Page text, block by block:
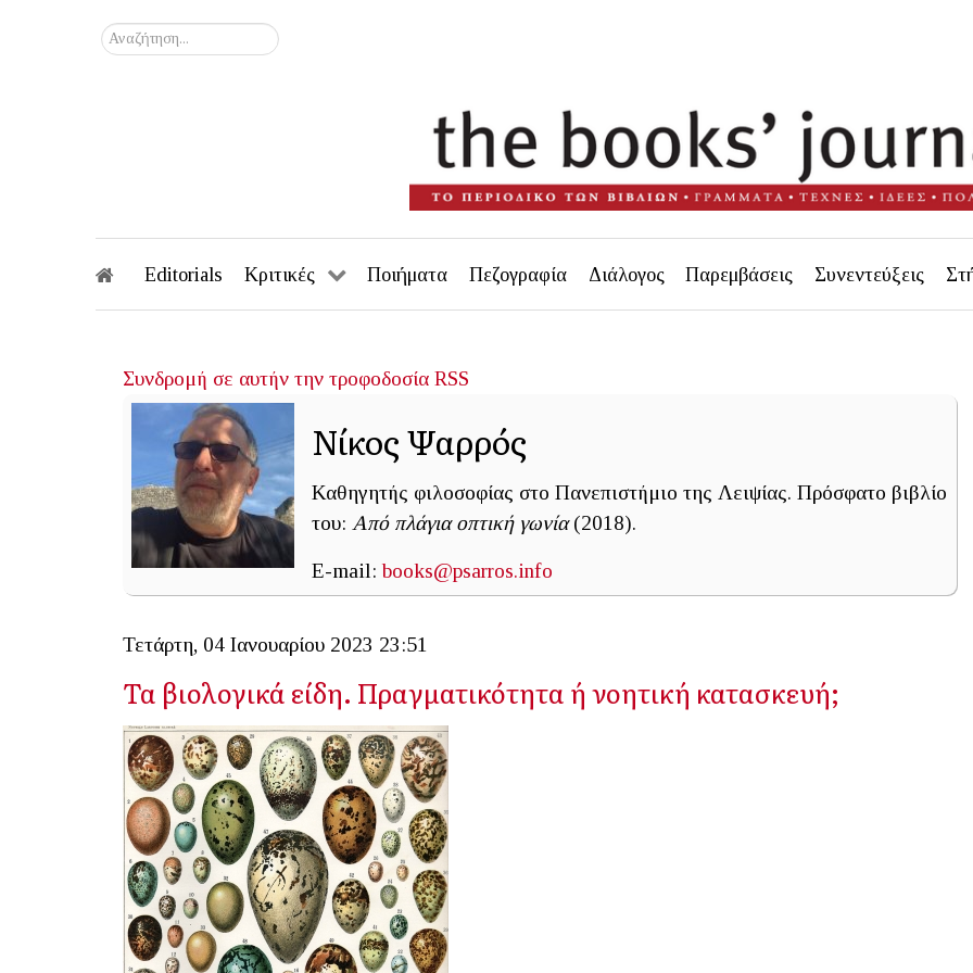
Αναζήτηση...
Editorials Κριτικές Ποιήματα Πεζογραφία Διάλογος Παρεμβάσεις Συνεντεύξεις
Συνδρομή σε αυτήν την τροφοδοσία RSS
Νίκος Ψαρρός
Καθηγητής φιλοσοφίας στο Πανεπιστήμιο της Λειψίας. Πρόσφατο βιβλίο
του: Από πλάγια οπτική γωνία(2018).
E-mail:books@psarros.info
Τετάρτη, 04 Ιανουαρίου 2023 23:51
Τα βιολογικά είδη. Πραγματικότητα ή νοητική κατασκευή;